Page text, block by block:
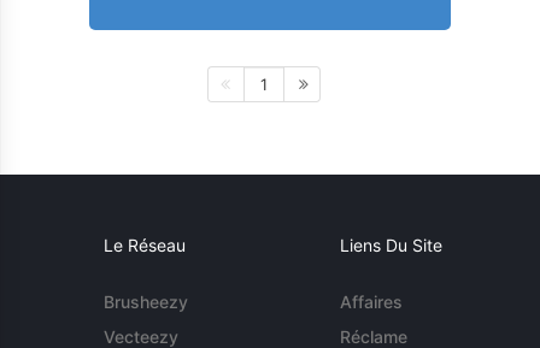
1
Le Réseau
Brusheezy
Vecteezy
Liens Du Site
Affaires
Réclame